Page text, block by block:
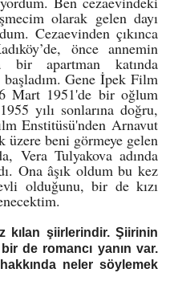
olarak gelen dayı
Cezaevinden çıkınca
önce annemin
bir apartman katında
başladım. Gene İpek Film
Mart 1951'de bir oğlum
yılı sonlarına doğru,
Enstitüsü'nden Arnavut
beni görmeye gelen
Vera Tulyakova adında
Ona âşık oldum bu kez
olduğunu, bir de kızı
kılan şiirlerindir. Şiirinin
de romancı yanın var.
neler söylemek